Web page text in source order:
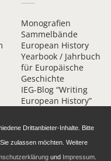
Monografien
Sammelbände
European History
Yearbook / Jahrbuch
für Europäische
Geschichte
IEG-Blog “Writing
European History”
IEG Digital
Beihefte online
Drittanbieter-Inhalte. Bitte
zulassen möchten. Weitere
und Impressum